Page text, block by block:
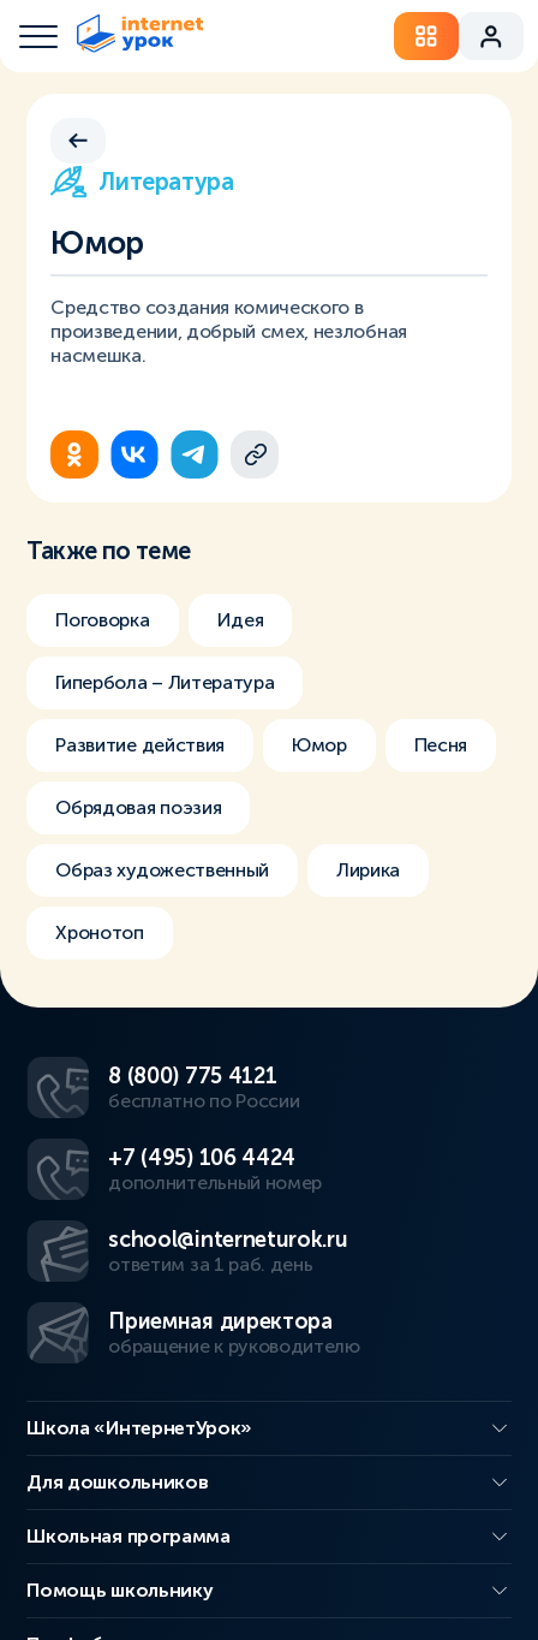
Литература
Юмор
Средство создания комического в
произведении, добрый смех, незлобная
насмешка.
Также по теме
Поговорка Идея
Гипербола – Литература
Развитие действия Юмор Песня
Обрядовая поэзия
Образ художественный Лирика
Хронотоп
8 (800) 775 4121
бесплатно по России
+7 (495) 106 4424
дополнительный номер
school@interneturok.ru
ответим за 1 раб. день
Приемная директора
обращение к руководителю
Школа «ИнтернетУрок»
Для дошкольников
Школьная программа
Помощь школьнику